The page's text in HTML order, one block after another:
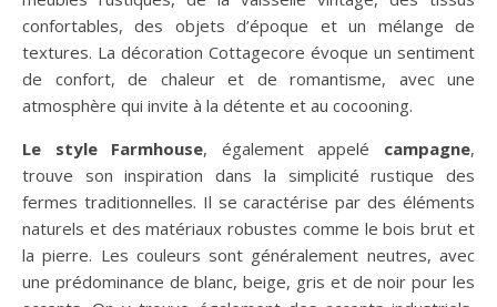
confortables, des objets d’époque et un mélange de
textures. La décoration Cottagecore évoque un sentiment
de confort, de chaleur et de romantisme, avec une
atmosphère qui invite à la détente et au cocooning.
Le style Farmhouse, également appelé campagne,
trouve son inspiration dans la simplicité rustique des
fermes traditionnelles. Il se caractérise par des éléments
naturels et des matériaux robustes comme le bois brut et
la pierre. Les couleurs sont généralement neutres, avec
une prédominance de blanc, beige, gris et de noir pour les